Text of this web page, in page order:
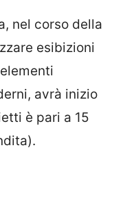
nel corso della
esibizioni
avrà inizio
è pari a 15